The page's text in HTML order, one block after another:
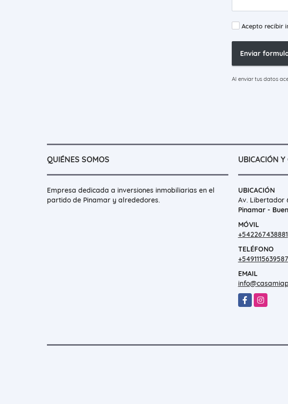
Acepto recibir
Enviar
Al enviar tus datos
QUIÉNES SOMOS
Empresa dedicada a inversiones inmobiliarias en el
partido de Pinamar y alrededores.
UBICACIÓN
UBICACIÓN
Av. Libertador
Pinamar -
MÓVIL
+542267438881
TELÉFONO
EMAIL
FacebookInstagram